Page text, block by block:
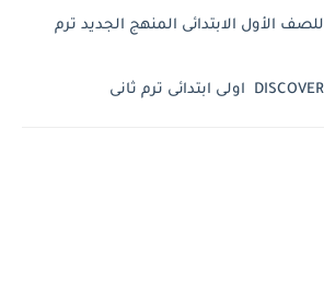
كتاب Discover للصف الأول الابتدائى المنهج الجديد ترم